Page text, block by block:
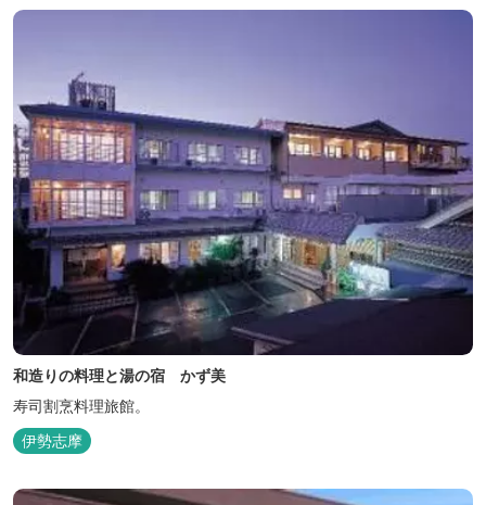
和造りの料理と湯の宿 かず美
寿司割烹料理旅館。
伊勢志摩